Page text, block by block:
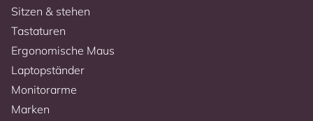
Sitzen & stehen
Tastaturen
Ergonomische Maus
Laptopständer
Monitorarme
Marken